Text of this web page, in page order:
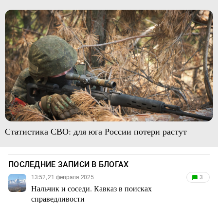
Статистика СВО: для юга России потери растут
ПОСЛЕДНИЕ ЗАПИСИ В БЛОГАХ
13:52, 21 февраля 2025
Нальчик и соседи. Кавказ в поисках
справедливости
3